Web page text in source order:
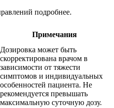
подробнее.
Примечания
Дозировка может быть
скорректирована врачом в
зависимости от тяжести
симптомов и индивидуальных
особенностей пациента. Не
рекомендуется превышать
максимальную суточную дозу.